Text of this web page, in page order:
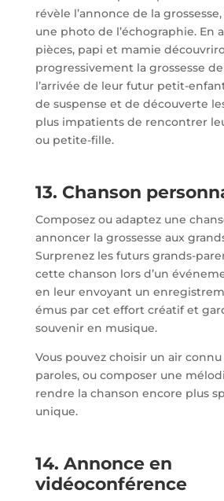
révèle l’annonce de la
une photo de l’échographie. En
pièces, papi et mamie
progressivement la grossesse
l’arrivée de leur futur petit-
de suspense et de découverte
plus impatients de rencontrer
ou petite-fille.
13. Chanson
Composez ou adaptez une
annoncer la grossesse aux
Surprenez les futurs grands-
cette chanson lors d’un
en leur envoyant un
émus par cet effort créatif et
souvenir en musique.
Vous pouvez choisir un air
paroles, ou composer une
rendre la chanson encore plus
unique.
14. Annonce en
vidéoconférence